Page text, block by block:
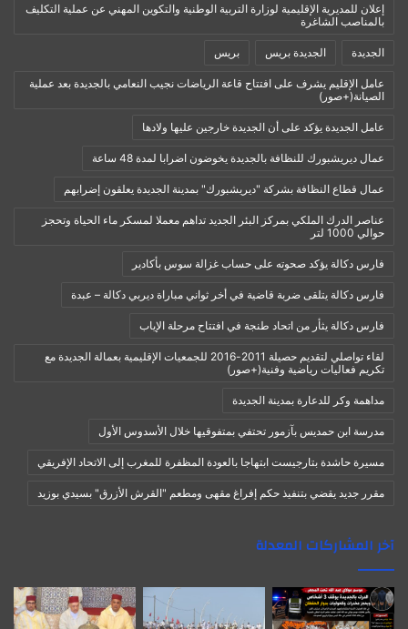
إعلان للمديرية الإقليمية لوزارة التربية الوطنية والتكوين المهني عن عملية التكليف
بالمناصب الشاغرة
الجديدة الجديدة بريس بريس
عامل الإقليم يشرف على افتتاح قاعة الرياضات نجيب النعامي بالجديدة بعد عملية
الصيانة(+صور)
عامل الجديدة يؤكد على أن الجديدة خارجين عليها ولادها
عمال ديريشبورك للنظافة بالجديدة يخوضون اضرابا لمدة 48 ساعة
عمال قطاع النظافة بشركة "ديريشبورك" بمدينة الجديدة يعلقون إضرابهم
عناصر الدرك الملكي بمركز البئر الجديد تداهم معملا لمسكر ماء الحياة وتحجز
حوالي 1000 لتر
فارس دكالة يؤكد صحوته على حساب غزالة سوس بأكادير
فارس دكالة يتلقى ضربة قاضية في أخر ثواني مباراة ديربي دكالة – عبدة
فارس دكالة يثأر من اتحاد طنجة في افتتاح مرحلة الإياب
لقاء تواصلي لتقديم حصيلة 2011-2016 للجمعيات الإقليمية بعمالة الجديدة مع
تكريم فعاليات رياضية وفنية(+صور)
مداهمة وكر للدعارة بمدينة الجديدة
مدرسة ابن حمديس بآزمور تحتفي بمتفوقيها خلال الأسدوس الأول
مسيرة حاشدة بتارجيست ابتهاجا بالعودة المظفرة للمغرب إلى الاتحاد الإفريقي
مقرر جديد يقضي بتنفيذ حكم إفراغ مقهى ومطعم "القرش الأزرق" بسيدي بوزيد
آخر المشاركات المعدلة